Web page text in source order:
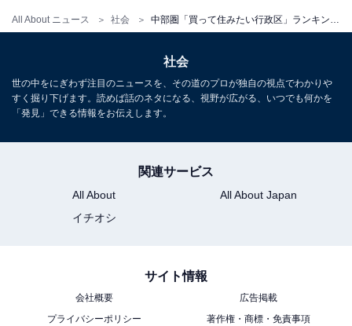
All About ニュース 社会
〈中部圏版／中京圏〉2022年LIFULL HOME’S住みたい
社会
世の中をにぎわず注目のニュースを、その道のプロが独自の視点でわかりや
すく掘り下げます。読めば話のネタになる、視野が広がる、いつでも何かを
「発見」できる情報をお伝えします。
関連サービス
All About
All About Japan
イチオシ
サイト情報
会社概要
広告掲載
プライバシーポリシー
著作権・商標・免責事項